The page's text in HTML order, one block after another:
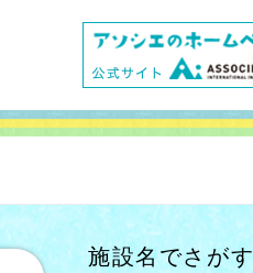
施設名でさがす